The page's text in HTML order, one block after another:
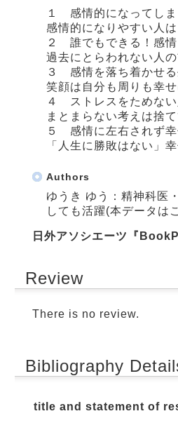
１ 感情的になってしま
感情的になりやすい人
２ 誰でもできる！感情
過去にとらわれない人
３ 感情を落ち着かせる
笑顔は自分も周りも幸
４ ストレスをためない
まとまらない考えは捨
５ 感情に左右されず幸
「人生に勝敗はない」
Authors
ゆうき ゆう：精神科医
しても活躍(本データは
日外アソシエーツ『
Review
There is no review.
Bibliography
title and statement of